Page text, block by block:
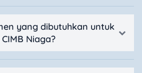
yang dibutuhkan untuk
Niaga?